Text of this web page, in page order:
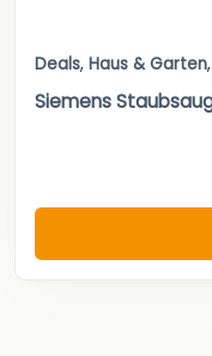
Deals, Haus & Garten,
Siemens